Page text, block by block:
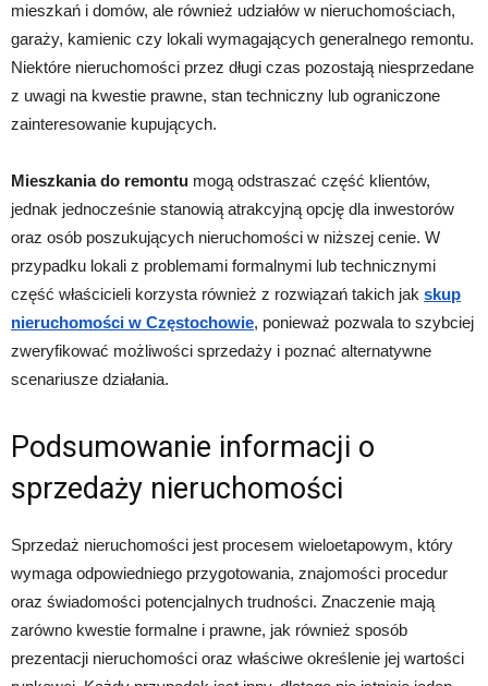
mieszkań i domów, ale również udziałów w nieruchomościach,
garaży, kamienic czy lokali wymagających generalnego remontu.
Niektóre nieruchomości przez długi czas pozostają niesprzedane
z uwagi na kwestie prawne, stan techniczny lub ograniczone
zainteresowanie kupujących.
Mieszkania do remontu mogą odstraszać część klientów,
jednak jednocześnie stanowią atrakcyjną opcję dla inwestorów
oraz osób poszukujących nieruchomości w niższej cenie. W
przypadku lokali z problemami formalnymi lub technicznymi
część właścicieli korzysta również z rozwiązań takich jak skup
nieruchomości w Częstochowie, ponieważ pozwala to szybciej
zweryfikować możliwości sprzedaży i poznać alternatywne
scenariusze działania.
Podsumowanie informacji o
sprzedaży nieruchomości
Sprzedaż nieruchomości jest procesem wieloetapowym, który
wymaga odpowiedniego przygotowania, znajomości procedur
oraz świadomości potencjalnych trudności. Znaczenie mają
zarówno kwestie formalne i prawne, jak również sposób
prezentacji nieruchomości oraz właściwe określenie jej wartości